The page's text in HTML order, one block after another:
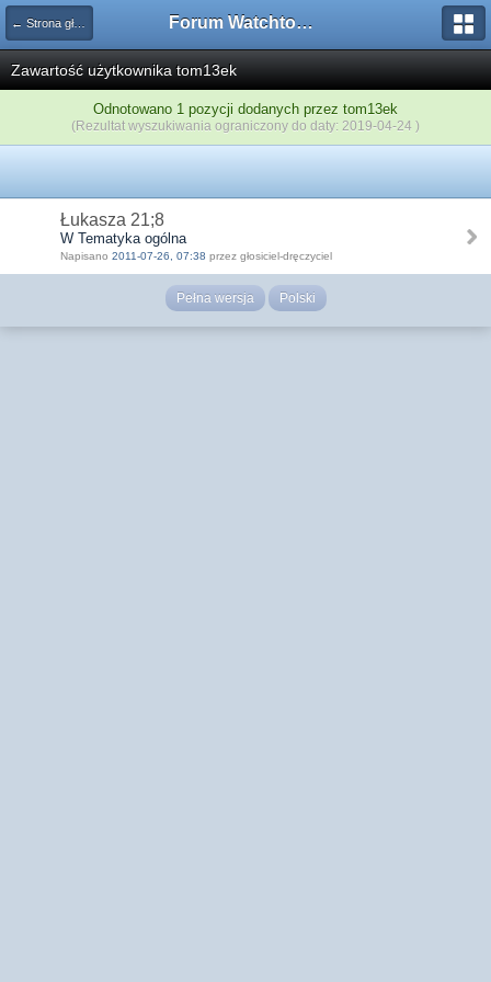
← Strona główna Forum Watchtower
Zawartość użytkownika tom13ek
Odnotowano 1 pozycji dodanych przez tom13ek
(Rezultat wyszukiwania ograniczony do daty: 2019-04-24 )
Łukasza 21;8
W Tematyka ogólna
Napisano 2011-07-26, 07:38 przez głosiciel-dręczyciel
Pełna wersja Polski